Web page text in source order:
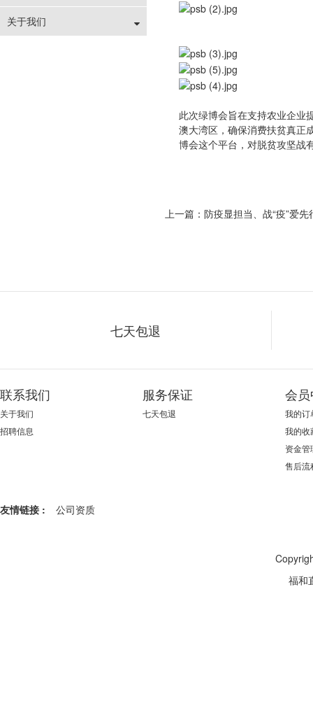
关于我们
此次绿博会旨在支持农业企业
澳大湾区，确保消费扶贫真正
博会这个平台，对脱贫攻坚战
上一篇：防疫显担当、战“疫”爱
七天包退
联系我们
关于我们
招聘信息
服务保证
七天包退
会
我的订
我的收
资金管
售后流
友情链接 : 公司资质
福和